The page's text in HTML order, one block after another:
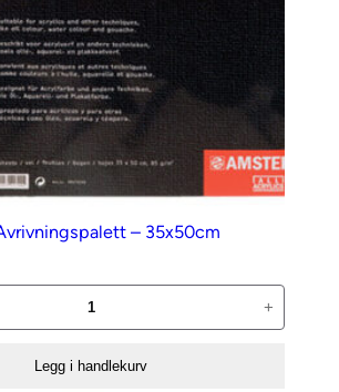
– 35x50cm
+
Legg i handlekurv